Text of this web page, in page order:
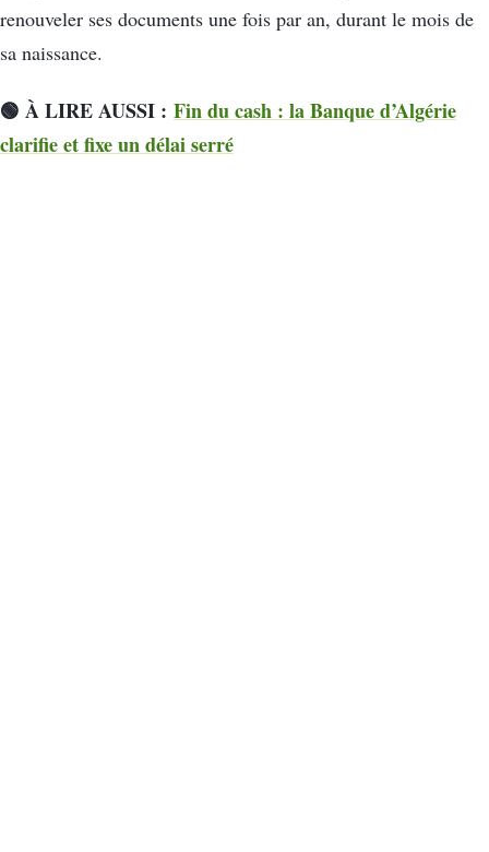
renouveler ses documents une fois par an, durant le mois de
sa naissance.
🟢 À LIRE AUSSI : Fin du cash : la Banque d’Algérie
clarifie et fixe un délai serré